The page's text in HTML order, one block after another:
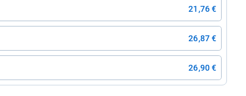
21,76 €
26,87 €
26,90 €